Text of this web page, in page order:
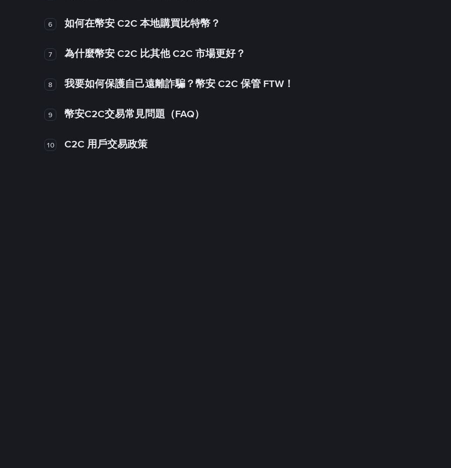
6 如何在幣安 C2C 本地購買比特幣？
7 為什麼幣安 C2C 比其他 C2C 市場更好？
8 我要如何保護自己遠離詐騙？幣安 C2C 保管 FTW！
9 幣安C2C交易常見問題（FAQ）
10 C2C 用戶交易政策